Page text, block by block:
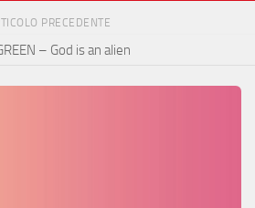
PRECEDENTE
– God is an alien